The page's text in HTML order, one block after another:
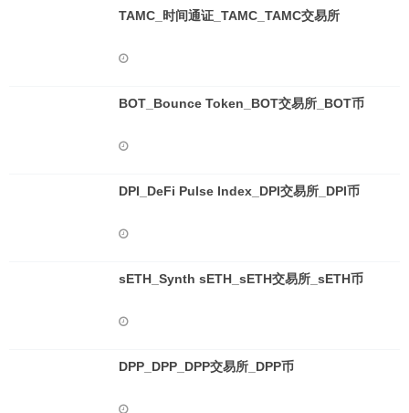
TAMC_时间通证_TAMC_TAMC交易所
BOT_Bounce Token_BOT交易所_BOT币
DPI_DeFi Pulse Index_DPI交易所_DPI币
sETH_Synth sETH_sETH交易所_sETH币
DPP_DPP_DPP交易所_DPP币